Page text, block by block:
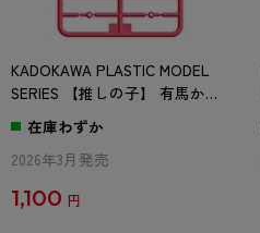
KADOKAWA PLASTIC MODEL
SERIES 【推しの子】 有馬かな
/ 有馬かな DX ver. HD-1パーツ
(ピンク)
在庫わずか
2026年3月発売
1,100 円